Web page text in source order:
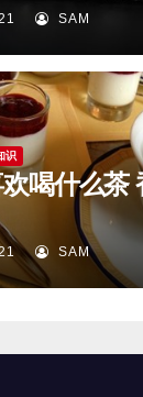
SAM
识
喝什么茶
SAM